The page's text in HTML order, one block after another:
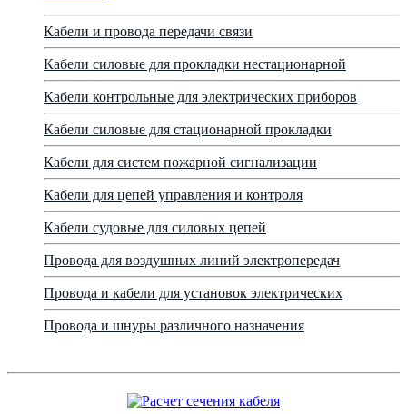
Кабели и провода передачи связи
Кабели силовые для прокладки нестационарной
Кабели контрольные для электрических приборов
Кабели силовые для стационарной прокладки
Кабели для систем пожарной сигнализации
Кабели для цепей управления и контроля
Кабели судовые для силовых цепей
Провода для воздушных линий электропередач
Провода и кабели для установок электрических
Провода и шнуры различного назначения